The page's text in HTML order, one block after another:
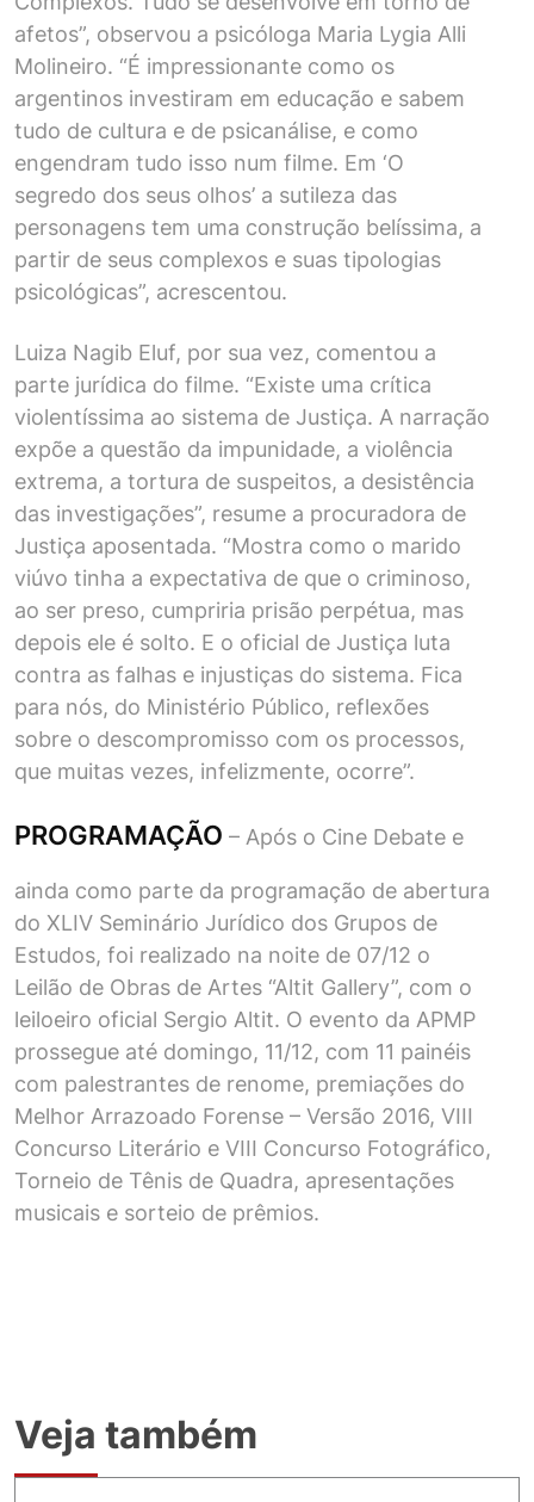
afetos”, observou a psicóloga Maria Lygia Alli
Molineiro. “É impressionante como os
argentinos investiram em educação e sabem
tudo de cultura e de psicanálise, e como
engendram tudo isso num filme. Em ‘O
segredo dos seus olhos’ a sutileza das
personagens tem uma construção belíssima, a
partir de seus complexos e suas tipologias
psicológicas”, acrescentou.
Luiza Nagib Eluf, por sua vez, comentou a
parte jurídica do filme. “Existe uma crítica
violentíssima ao sistema de Justiça. A narração
expõe a questão da impunidade, a violência
extrema, a tortura de suspeitos, a desistência
das investigações”, resume a procuradora de
Justiça aposentada. “Mostra como o marido
viúvo tinha a expectativa de que o criminoso,
ao ser preso, cumpriria prisão perpétua, mas
depois ele é solto. E o oficial de Justiça luta
contra as falhas e injustiças do sistema. Fica
para nós, do Ministério Público, reflexões
sobre o descompromisso com os processos,
que muitas vezes, infelizmente, ocorre”.
PROGRAMAÇÃO – Após o Cine Debate e
ainda como parte da programação de abertura
do XLIV Seminário Jurídico dos Grupos de
Estudos, foi realizado na noite de 07/12 o
Leilão de Obras de Artes “Altit Gallery”, com o
leiloeiro oficial Sergio Altit. O evento da APMP
prossegue até domingo, 11/12, com 11 painéis
com palestrantes de renome, premiações do
Melhor Arrazoado Forense – Versão 2016, VIII
Concurso Literário e VIII Concurso Fotográfico,
Torneio de Tênis de Quadra, apresentações
musicais e sorteio de prêmios.
Veja também